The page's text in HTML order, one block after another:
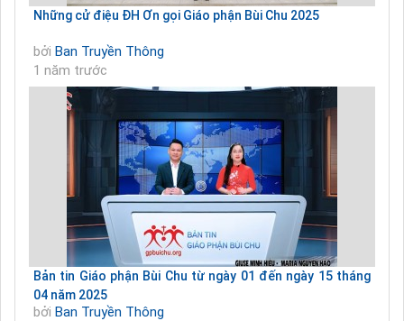
Những cử điệu ĐH Ơn gọi Giáo phận Bùi Chu 2025
bởi Ban Truyền Thông
1 năm trước
Bản tin Giáo phận Bùi Chu từ ngày 01 đến ngày 15 tháng
04 năm 2025
bởi Ban Truyền Thông